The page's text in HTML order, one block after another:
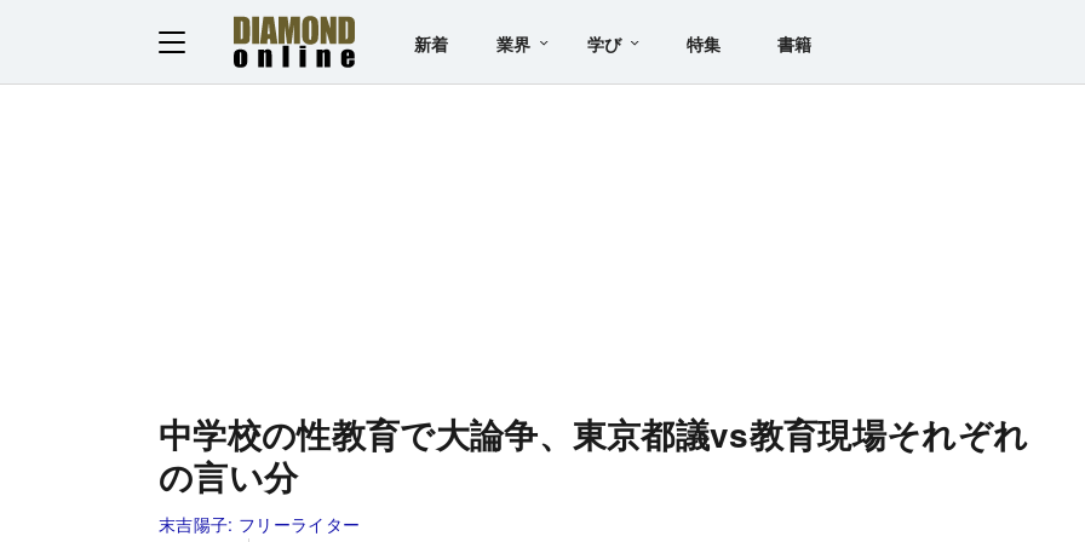
新着 業界 学び 特集 書籍
中学校の性教育で大論争、東京都議vs教育現場それぞれ
の言い分
末吉陽子: フリーライター